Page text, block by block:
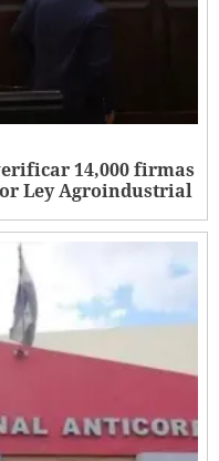
14,000 firmas
Ley Agroindustrial